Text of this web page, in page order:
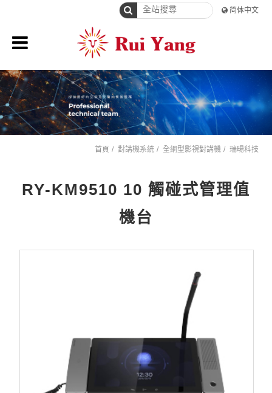
简体中文
首頁 對講機系統 全網型影視對講機 瑞暘科技
RY-KM9510 10 觸碰式管理值
機台